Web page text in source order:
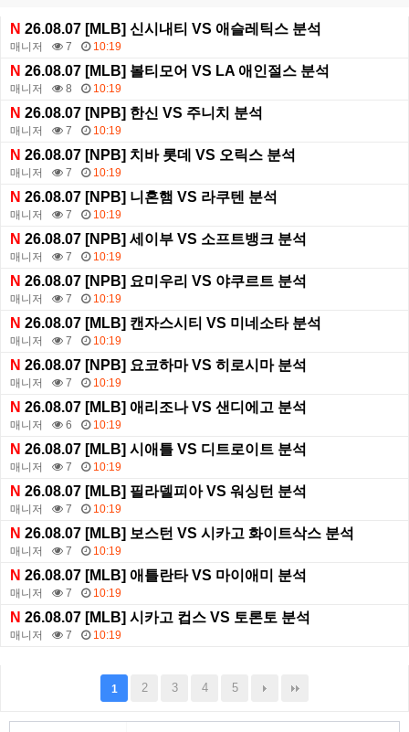
N 26.08.07 [MLB] 신시내티 VS 애슬레틱스 분석
매니저 7 10:19
N 26.08.07 [MLB] 볼티모어 VS LA 애인절스 분석
매니저 8 10:19
N 26.08.07 [NPB] 한신 VS 주니치 분석
매니저 7 10:19
N 26.08.07 [NPB] 치바 롯데 VS 오릭스 분석
매니저 7 10:19
N 26.08.07 [NPB] 니혼햄 VS 라쿠텐 분석
매니저 7 10:19
N 26.08.07 [NPB] 세이부 VS 소프트뱅크 분석
매니저 7 10:19
N 26.08.07 [NPB] 요미우리 VS 야쿠르트 분석
매니저 7 10:19
N 26.08.07 [MLB] 캔자스시티 VS 미네소타 분석
매니저 7 10:19
N 26.08.07 [NPB] 요코하마 VS 히로시마 분석
매니저 7 10:19
N 26.08.07 [MLB] 애리조나 VS 샌디에고 분석
매니저 6 10:19
N 26.08.07 [MLB] 시애틀 VS 디트로이트 분석
매니저 7 10:19
N 26.08.07 [MLB] 필라델피아 VS 워싱턴 분석
매니저 7 10:19
N 26.08.07 [MLB] 보스턴 VS 시카고 화이트삭스 분석
매니저 7 10:19
N 26.08.07 [MLB] 애틀란타 VS 마이애미 분석
매니저 7 10:19
N 26.08.07 [MLB] 시카고 컵스 VS 토론토 분석
매니저 7 10:19
1 2 3 4 5